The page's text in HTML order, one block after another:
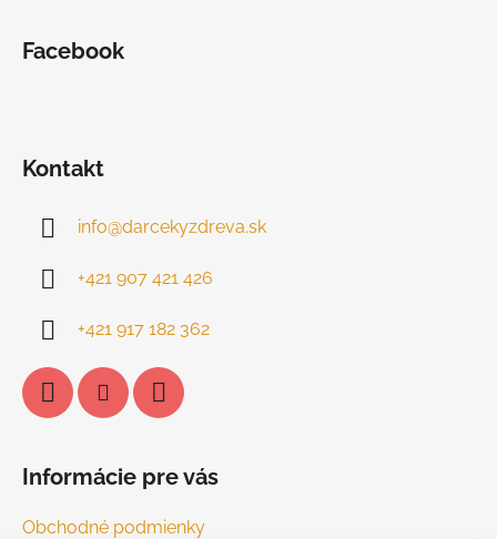
Facebook
Kontakt
info@darcekyzdreva.sk
+421 907 421 426
+421 917 182 362
Informácie pre vás
Obchodné podmienky